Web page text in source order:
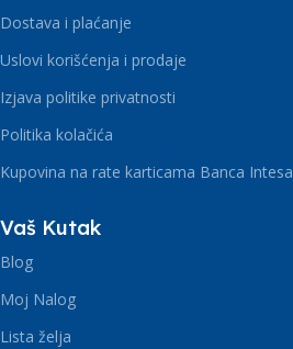
Dostava i plaćanje
Uslovi korišćenja i prodaje
Izjava politike privatnosti
Politika kolačića
Kupovina na rate karticama Banca Intesa
Vaš Kutak
Blog
Moj Nalog
Lista želja